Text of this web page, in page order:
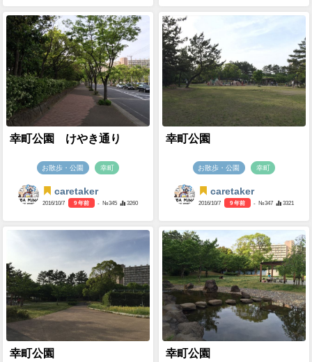
幸町公園 けやき通り
お散歩・公園 幸町
caretaker
2016/10/7 9 年前 - №345 3260
幸町公園
お散歩・公園 幸町
caretaker
2016/10/7 9 年前 - №347 3321
幸町公園 幸町公園